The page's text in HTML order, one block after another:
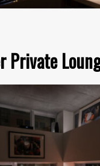
Private